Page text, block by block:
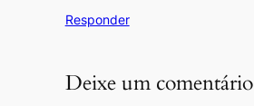
Responder
Deixe um comentário